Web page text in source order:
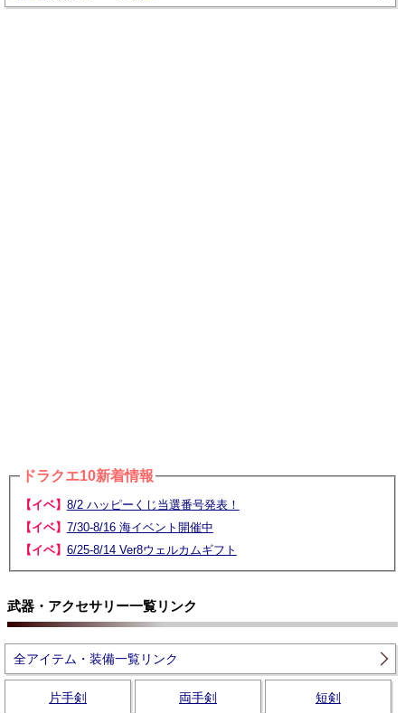
ドラクエ10新着情報
【イベ】 8/2 ハッピーくじ当選番号発表！
【イベ】 7/30-8/16 海イベント開催中
【イベ】 6/25-8/14 Ver8ウェルカムギフト
武器・アクセサリー一覧リンク
全アイテム・装備一覧リンク
片手剣 両手剣 短剣